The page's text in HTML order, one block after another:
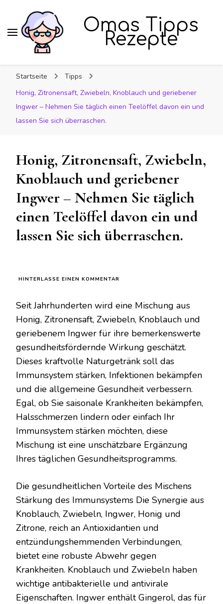
Omas Tipps
Rezepte
Startseite
Tipps
Honig, Zitronensaft, Zwiebeln, Knoblauch und geriebener
Ingwer – Nehmen Sie täglich einen Teelöffel davon ein und
lassen Sie sich überraschen.
Honig, Zitronensaft, Zwiebeln,
Knoblauch und geriebener
Ingwer – Nehmen Sie täglich
einen Teelöffel davon ein und
lassen Sie sich überraschen.
HINTERLASSE EINEN KOMMENTAR
ZWIEBELN,
KNOBLAUCH
UND
GERIEBENER
–
NEHMEN
TÄGLICH
EINEN
DAVON
EIN
UND
LASSEN
SIE
SICH
ÜBERRASCHEN.
Seit Jahrhunderten wird eine Mischung aus
Honig, Zitronensaft, Zwiebeln, Knoblauch und
geriebenem Ingwer für ihre bemerkenswerte
gesundheitsfördernde Wirkung geschätzt.
Dieses kraftvolle Naturgetränk soll das
Immunsystem stärken, Infektionen bekämpfen
und die allgemeine Gesundheit verbessern.
Egal, ob Sie saisonale Krankheiten bekämpfen,
Halsschmerzen lindern oder einfach Ihr
Immunsystem stärken möchten, diese
Mischung ist eine unschätzbare Ergänzung
Ihres täglichen Gesundheitsprogramms.
Die gesundheitlichen Vorteile des Mischens
Stärkung des Immunsystems Die Synergie aus
Knoblauch, Zwiebeln, Ingwer, Honig und
Zitrone, reich an Antioxidantien und
entzündungshemmenden Verbindungen,
bietet eine robuste Abwehr gegen
Krankheiten. Knoblauch und Zwiebeln haben
wichtige antibakterielle und antivirale
Eigenschaften. Ingwer enthält Gingerol, das für